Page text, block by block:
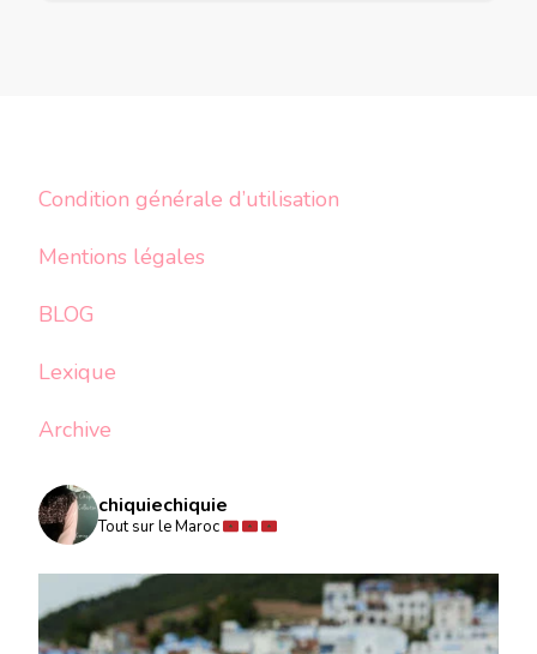
Condition générale d’utilisation
Mentions légales
BLOG
Lexique
Archive
chiquiechiquie
Tout sur le Maroc